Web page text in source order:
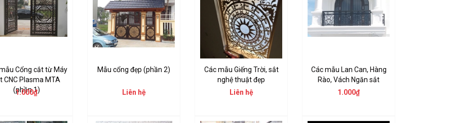
Cổng cắt từ Máy
CNC Plasma MTA
(phần 1)
1.000₫
Mẫu cổng đẹp (phần 2)
Liên hệ
Các mẫu Giếng Trời, sắt
nghệ thuật đẹp
Liên hệ
Các mẫu Lan Can, Hàng
Rào, Vách Ngăn sắt
1.000₫